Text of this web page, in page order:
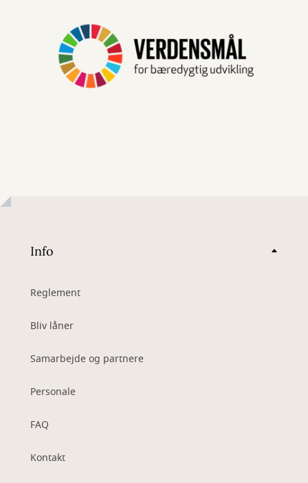
Info
Reglement
Bliv låner
Samarbejde og partnere
Personale
FAQ
Kontakt